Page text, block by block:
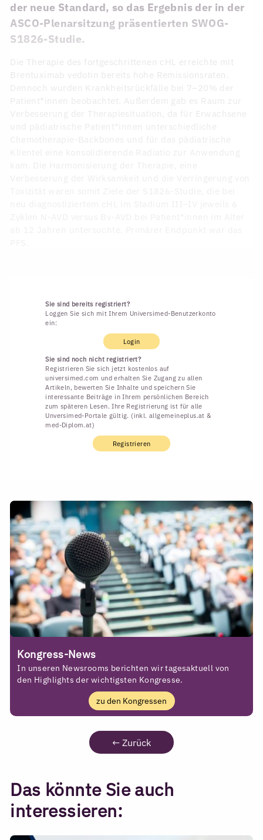
der neue Standard, so das Ergebnis der in der
ASCO-Plenarsitzung präsentierten SWOG-
S1826-Studie.
Die Therapie des fortgeschrittenen cHL erreichte mit
Brentuximab vedotin bereits hohe Remissionsraten.
Dennoch wurden Krankheitsrückfälle bei 7–20% der
Patient*innen beobachtet. Außerdem gab es Raum zur
Sie sind bereits registriert?
Loggen Sie sich mit Ihrem Universimed-Benutzerkonto
ein:
Login
Sie sind noch nicht registriert?
Registrieren Sie sich jetzt kostenlos auf
universimed.com und erhalten Sie Zugang zu allen
Artikeln, bewerten Sie Inhalte und speichern Sie
interessante Beiträge in Ihrem persönlichen Bereich
zum späteren Lesen. Ihre Registrierung ist für alle
Unversimed-Portale gültig. (inkl. allgemeineplus.at &
med-Diplom.at)
Registrieren
Kongress-News
In unseren Newsrooms berichten wir tagesaktuell von
den Highlights der wichtigsten Kongresse.
zu den Kongressen
← Zurück
Das könnte Sie auch
interessieren: